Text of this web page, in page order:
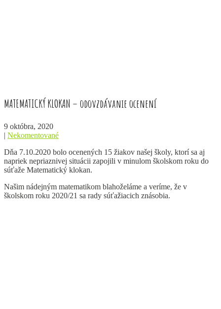
MATEMATICKÝ KLOKAN – odovzdávanie ocenení
9 októbra, 2020
| Nekomentované
Dňa 7.10.2020 bolo ocenených 15 žiakov našej školy, ktorí sa aj
napriek nepriaznivej situácii zapojili v minulom školskom roku do
súťaže Matematický klokan.
Našim nádejným matematikom blahoželáme a veríme, že v
školskom roku 2020/21 sa rady súťažiacich znásobia.